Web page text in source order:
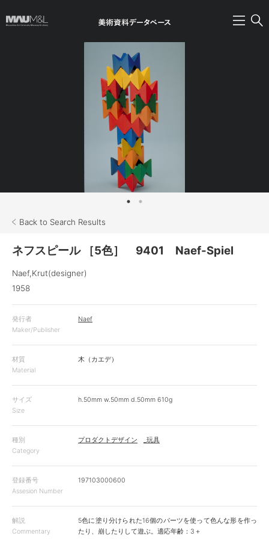
Back to Search Results
ネフスピール ［5色］ 9401 Naef-Spiel
Naef,Krut(designer)
1958
発行者
Maker/Publisher
Naef
材質
Material
木（カエデ）
サイズ
Size
h.50mm w.50mm d.50mm 610g
種別
Category
プロダクトデザイン _玩具
登録番号
Assesion Number
197103000600
解説
Commentary
5色に塗り分けられた16個のパーツを使って色んな形を作っ
たり、崩したりして遊ぶ。適応年齢：3＋